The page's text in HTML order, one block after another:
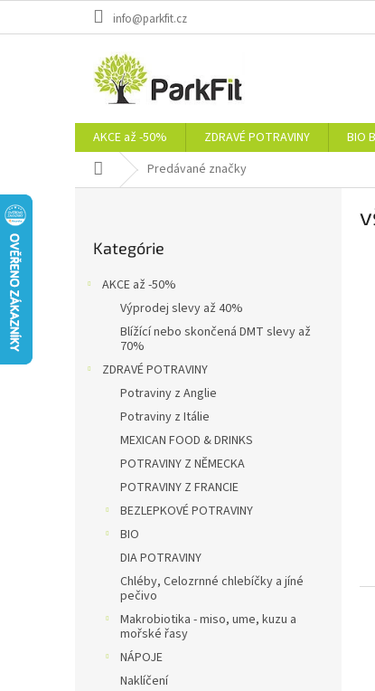
info@parkfit.cz
AKCE až -50% ZDRAVÉ POTRAVINY BIO
DomovPredávané značky
kategórie
Kategórie
AKCE až -50%
Výprodej slevy až 40%
Blížící nebo skončená DMT slevy až
70%
ZDRAVÉ POTRAVINY
Potraviny z Anglie
Potraviny z Itálie
MEXICAN FOOD & DRINKS
POTRAVINY Z NĚMECKA
POTRAVINY Z FRANCIE
BEZLEPKOVÉ POTRAVINY
BIO
DIA POTRAVINY
Chléby, Celozrnné chlebíčky a jíné
pečivo
Makrobiotika - miso, ume, kuzu a
mořské řasy
NÁPOJE
Naklíčení